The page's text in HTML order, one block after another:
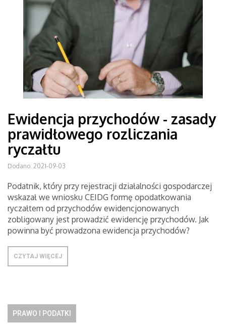
Ewidencja przychodów - zasady
prawidłowego rozliczania
ryczałtu
Dodano: 2021-09-03
Podatnik, który przy rejestracji działalności gospodarczej
wskazał we wniosku CEIDG formę opodatkowania
ryczałtem od przychodów ewidencjonowanych
zobligowany jest prowadzić ewidencję przychodów. Jak
powinna być prowadzona ewidencja przychodów?
CZYTAJ WIĘCEJ
PRAWO I PODATKI